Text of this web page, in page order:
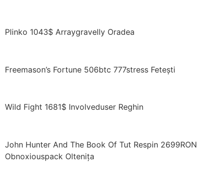
Plinko 1043$ Arraygravelly Oradea
Freemason’s Fortune 506btc 777stress Fetești
Wild Fight 1681$ Involveduser Reghin
John Hunter And The Book Of Tut Respin 2699RON
Obnoxiouspack Oltenița